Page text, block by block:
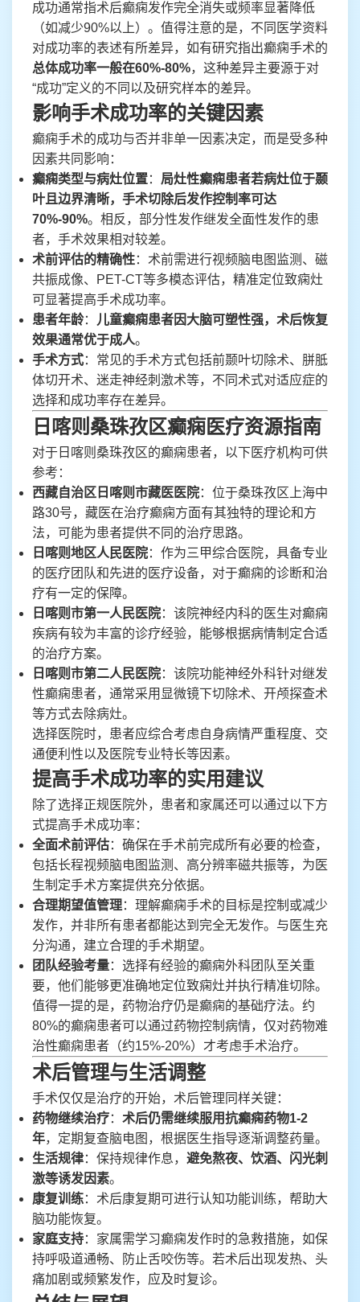
成功通常指术后癫痫发作完全消失或频率显著降低
（如减少90%以上）。值得注意的是，不同医学资料
对成功率的表述有所差异，如有研究指出癫痫手术的
总体成功率一般在60%-80%，这种差异主要源于对
“成功”定义的不同以及研究样本的差异。
影响手术成功率的关键因素
癫痫手术的成功与否并非单一因素决定，而是受多种
因素共同影响：
癫痫类型与病灶位置： 局灶性癫痫患者若病灶位于颞
叶且边界清晰，手术切除后发作控制率可达
70%-90%。相反，部分性发作继发全面性发作的患
者，手术效果相对较差。
术前评估的精确性：术前需进行视频脑电图监测、磁
共振成像、PET-CT等多模态评估，精准定位致痫灶
可显著提高手术成功率。
患者年龄：
儿童癫痫患者因大脑可塑性强，术后恢复
效果通常优于成人。
手术方式：常见的手术方式包括前颞叶切除术、胼胝
体切开术、迷走神经刺激术等，不同术式对适应症的
选择和成功率存在差异。
日喀则桑珠孜区癫痫医疗资源指南
对于日喀则桑珠孜区的癫痫患者，以下医疗机构可供
参考：
西藏自治区日喀则市藏医医院：位于桑珠孜区上海中
路30号，藏医在治疗癫痫方面有其独特的理论和方
法，可能为患者提供不同的治疗思路。
日喀则地区人民医院：作为三甲综合医院，具备专业
的医疗团队和先进的医疗设备，对于癫痫的诊断和治
疗有一定的保障。
日喀则市第一人民医院：该院神经内科的医生对癫痫
疾病有较为丰富的诊疗经验，能够根据病情制定合适
的治疗方案。
日喀则市第二人民医院：该院功能神经外科针对继发
性癫痫患者，通常采用显微镜下切除术、开颅探查术
等方式去除病灶。
选择医院时，患者应综合考虑自身病情严重程度、交
通便利性以及医院专业特长等因素。
提高手术成功率的实用建议
除了选择正规医院外，患者和家属还可以通过以下方
式提高手术成功率：
全面术前评估：确保在手术前完成所有必要的检查，
包括长程视频脑电图监测、高分辨率磁共振等，为医
生制定手术方案提供充分依据。
合理期望值管理：理解癫痫手术的目标是控制或减少
发作，并非所有患者都能达到完全无发作。与医生充
分沟通，建立合理的手术期望。
团队经验考量：选择有经验的癫痫外科团队至关重
要，他们能够更准确地定位致痫灶并执行精准切除。
值得一提的是，药物治疗仍是癫痫的基础疗法。约
80%的癫痫患者可以通过药物控制病情，仅对药物难
治性癫痫患者（约15%-20%）才考虑手术治疗。
术后管理与生活调整
手术仅仅是治疗的开始，术后管理同样关键：
药物继续治疗： 术后仍需继续服用抗癫痫药物1-2
年，定期复查脑电图，根据医生指导逐渐调整药量。
生活规律：保持规律作息， 避免熬夜、饮酒、闪光刺
激等诱发因素。
康复训练：术后康复期可进行认知功能训练，帮助大
脑功能恢复。
家庭支持：家属需学习癫痫发作时的急救措施，如保
持呼吸道通畅、防止舌咬伤等。若术后出现发热、头
痛加剧或频繁发作，应及时复诊。